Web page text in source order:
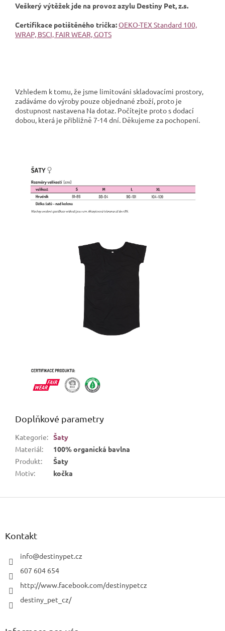
Veškerý výtěžek jde na provoz azylu Destiny Pet, z.s.
Certifikace potištěného trička:OEKO-TEX Standard 100,
WRAP, BSCI, FAIR WEAR, GOTS
Vzhledem k tomu, že jsme limitováni skladovacími prostory,
zadáváme do výroby pouze objednané zboží, proto je
dostupnost nastavena Na dotaz. Počítejte proto s dodací
dobou, která je přibližně 7-14 dní. Děkujeme za pochopení.
Doplňkové parametry
Kategorie: Šaty
Materiál:
100% organická bavlna
Produkt:
Šaty
Motiv: kočka
Z
Kontakt
info@destinypet.cz
607 604 654
http://www.facebook.com/destinypetcz
destiny_pet_cz/